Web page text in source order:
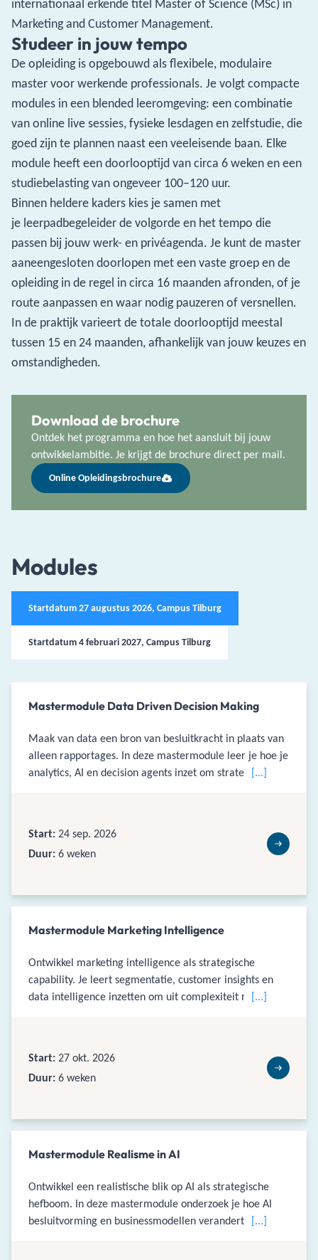
internationaal erkende titel Master of Science (MSc) in
Marketing and Customer Management.
Studeer in jouw tempo
De opleiding is opgebouwd als flexibele, modulaire
master voor werkende professionals. Je volgt compacte
modules in een blended leeromgeving: een combinatie
van online live sessies, fysieke lesdagen en zelfstudie, die
goed zijn te plannen naast een veeleisende baan. Elke
module heeft een doorlooptijd van circa 6 weken en een
studiebelasting van ongeveer 100–120 uur.
Binnen heldere kaders kies je samen met
je leerpadbegeleider de volgorde en het tempo die
passen bij jouw werk- en privéagenda. Je kunt de master
aaneengesloten doorlopen met een vaste groep en de
opleiding in de regel in circa 16 maanden afronden, of je
route aanpassen en waar nodig pauzeren of versnellen.
In de praktijk varieert de totale doorlooptijd meestal
tussen 15 en 24 maanden, afhankelijk van jouw keuzes en
omstandigheden.
Download de brochure
Ontdek het programma en hoe het aansluit bij jouw
ontwikkelambitie. Je krijgt de brochure direct per mail.
Online Opleidingsbrochure
Modules
Startdatum 27 augustus 2026, Campus Tilburg
Startdatum 4 februari 2027, Campus Tilburg
Mastermodule Data Driven Decision Making
Maak van data een bron van besluitkracht in plaats van
alleen rapportages. In deze mastermodule leer je hoe je
analytics, AI en decision agents inzet om strategische en
[...]
Start: 24 sep. 2026
Duur: 6 weken
Mastermodule Marketing Intelligence
Ontwikkel marketing intelligence als strategische
capability. Je leert segmentatie, customer insights en
data intelligence inzetten om uit complexiteit relevante
[...]
Start: 27 okt. 2026
Duur: 6 weken
Mastermodule Realisme in AI
Ontwikkel een realistische blik op AI als strategische
hefboom. In deze mastermodule onderzoek je hoe AI
besluitvorming en businessmodellen verandert, leer je
[...]